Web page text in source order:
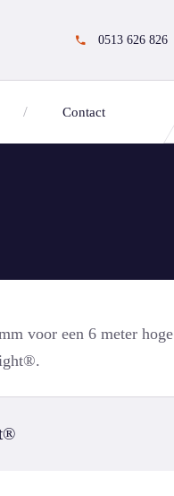
0513 626 826
Contact
voor een 6 meter hoge